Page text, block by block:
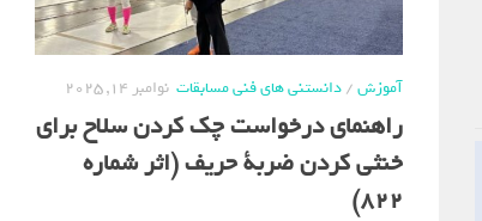
آموزش/دانستنی های فنی مسابقات نوامبر 14, 2025
راهنمای درخواست چک کردن سلاح برای
خنثی کردن ضربة حریف (اثر شماره
822)